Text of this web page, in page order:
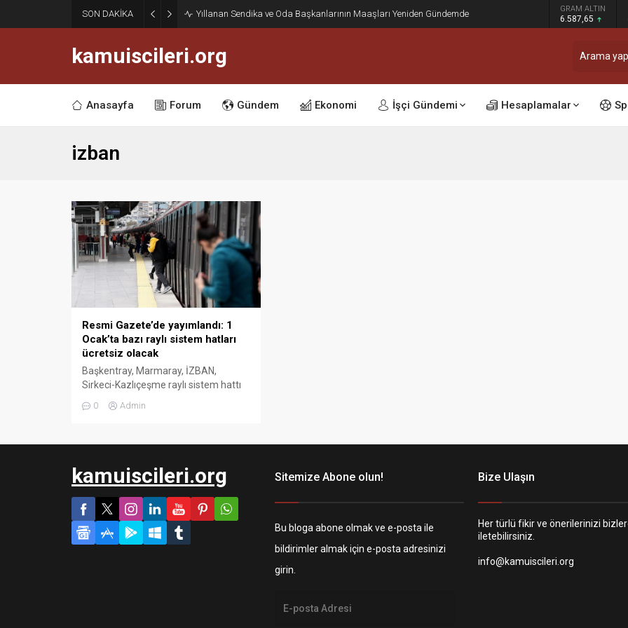
SON DAKİKA Yıllanan Sendika ve Oda Başkanlarının Maaşları Yeniden Gündemde GRAM ALTIN
6.587,65
kamuiscileri.org
Anasayfa Forum Gündem Ekonomi İşçi Gündemi Hesaplamalar
izban
Resmi Gazete’de yayımlandı: 1
Ocak’ta bazı raylı sistem hatları
ücretsiz olacak
Başkentray, Marmaray, İZBAN,
Sirkeci-Kazlıçeşme raylı sistem hattı
Arnavutköy metro hattı yeni yılın ilk
0 Admin
kamuiscileri.org Sitemize Abone olun!
Bu bloga abone olmak ve e-posta ile
bildirimler almak için e-posta adresinizi
girin.
Bize Ulaşın
Her türlü fikir ve önerilerinizi
iletebilirsiniz.
info@kamuiscileri.org